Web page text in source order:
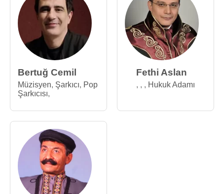
Bertuğ Cemil
Müzisyen, Şarkıcı, Pop
Şarkıcısı,
Fethi Aslan
, , , Hukuk Adamı